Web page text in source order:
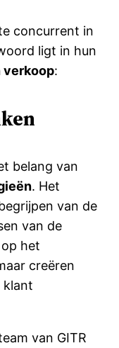
concurrent in
ligt in hun
verkoop:
belang van
. Het
van de
van de
het
creëren
klant
van GITR